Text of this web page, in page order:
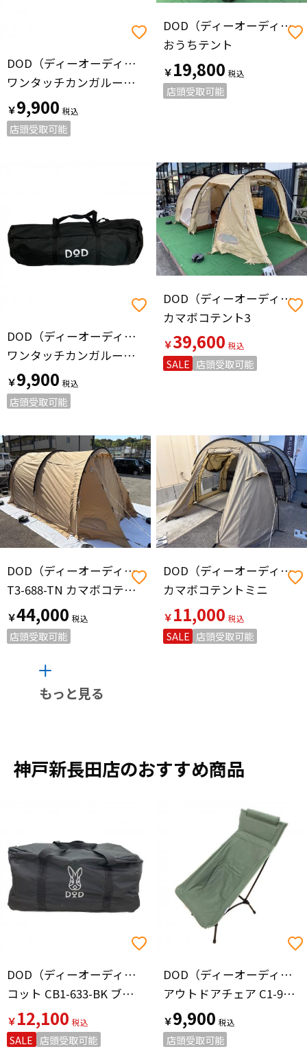
DOD（ディーオーディー）
ワンタッチカンガルーテント T2-616-TN
￥9,900
店頭受取可能
DOD（ディーオーディー）
おうちテント
￥19,800
店頭受取可能
DOD（ディーオーディー）
ワンタッチカンガルーテント T2-616-TN ※現状
￥9,900
店頭受取可能
DOD（ディーオーディー）
カマボコテント3
￥39,600
SALE 店頭受取可能
DOD（ディーオーディー）
T3-688-TN カマボコテント3S
￥44,000
店頭受取可能
DOD（ディーオーディー）
カマボコテントミニ
￥11,000
SALE 店頭受取可能
もっと見る
神戸新長田店のおすすめ商品
DOD（ディーオーディー）
コット CB1-633-BK ブラック ハンペンインザスカイ
￥12,100
SALE 店頭受取可能
DOD（ディーオーディー）
アウトドアチェア C1-938 ヤバイッス
￥9,900
店頭受取可能